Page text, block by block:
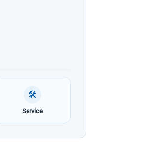
🛠
Service